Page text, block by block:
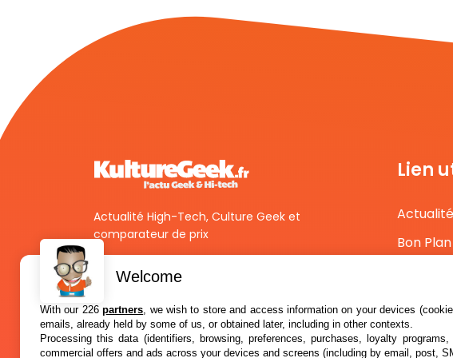
Actualité High-Tech, Culture Geek et
comparateur de prix
Lien
Bon
Welcome
With our 226partners, we wish to store and access information on your devices
emails, already held by some of us, or obtained later, including in other contexts.
Processing this data (identifiers, browsing, preferences, purchases, loyalty
commercial offers and ads across your devices and screens (including by email, post,